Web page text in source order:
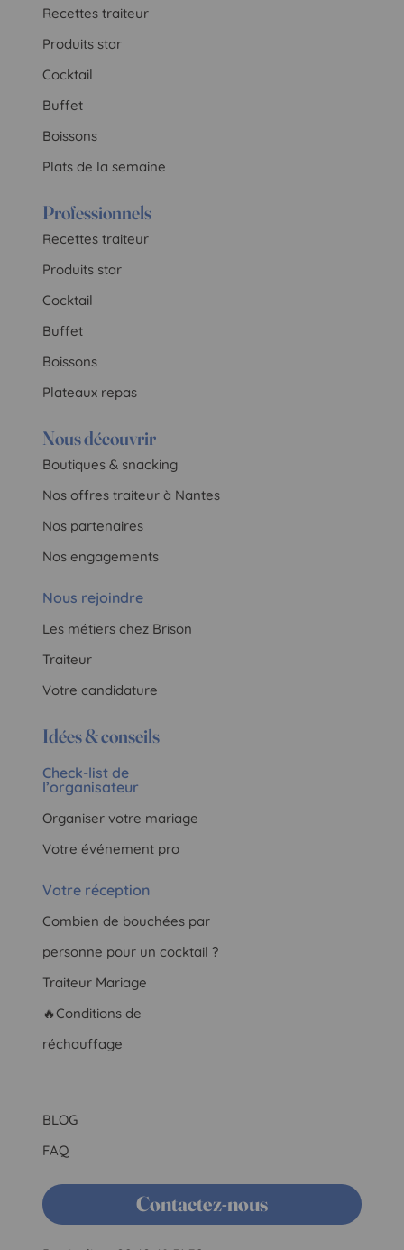
Recettes traiteur
Produits star
Cocktail
Buffet
Boissons
Plats de la semaine
Professionnels
Recettes traiteur
Produits star
Cocktail
Buffet
Boissons
Plateaux repas
Nous découvrir
Boutiques & snacking
Nos offres traiteur à Nantes
Nos partenaires
Nos engagements
Nous rejoindre
Les métiers chez Brison
Traiteur
Votre candidature
Idées & conseils
Check-list de
l’organisateur
Organiser votre mariage
Votre événement pro
Votre réception
Combien de bouchées par
personne pour un cocktail ?
Traiteur Mariage
🔥Conditions de
réchauffage
BLOG
FAQ
Contactez-nous